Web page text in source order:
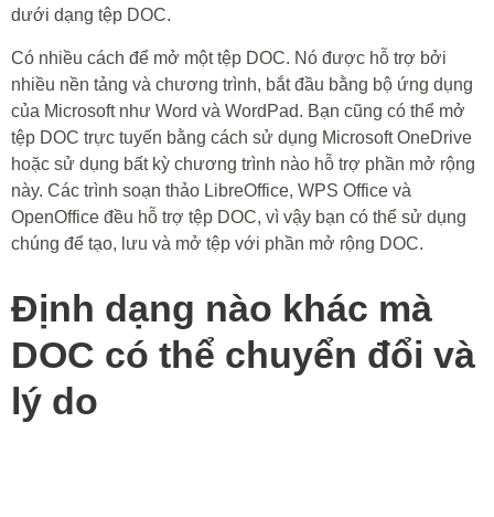
dưới dạng tệp DOC.
Có nhiều cách để mở một tệp DOC. Nó được hỗ trợ bởi
nhiều nền tảng và chương trình, bắt đầu bằng bộ ứng dụng
của Microsoft như Word và WordPad. Bạn cũng có thể mở
tệp DOC trực tuyến bằng cách sử dụng Microsoft OneDrive
hoặc sử dụng bất kỳ chương trình nào hỗ trợ phần mở rộng
này. Các trình soạn thảo LibreOffice, WPS Office và
OpenOffice đều hỗ trợ tệp DOC, vì vậy bạn có thể sử dụng
chúng để tạo, lưu và mở tệp với phần mở rộng DOC.
Định dạng nào khác mà
DOC có thể chuyển đổi và
lý do